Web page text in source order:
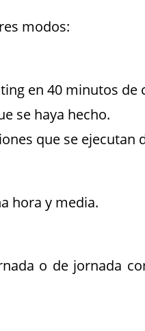
modos:
en 40 minutos de
se haya hecho.
que se ejecutan
hora y media.
o de jornada